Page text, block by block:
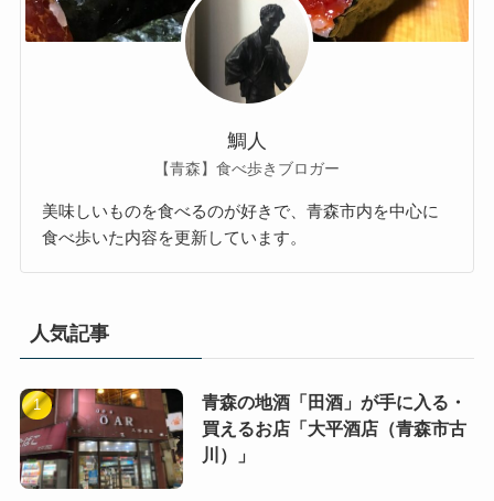
鯛人
【青森】食べ歩きブロガー
美味しいものを食べるのが好きで、青森市内を中心に
食べ歩いた内容を更新しています。
人気記事
青森の地酒「田酒」が手に入る・
買えるお店「大平酒店（青森市古
川）」